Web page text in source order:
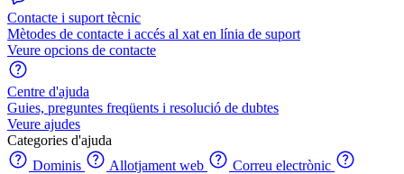
Contacte i suport tècnic
Mètodes de contacte i accés al xat en línia de suport
Veure opcions de contacte
Centre d'ajuda
Guies, preguntes freqüents i resolució de dubtes
Veure ajudes
Categories d'ajuda
Dominis
Allotjament web
Correu electrònic